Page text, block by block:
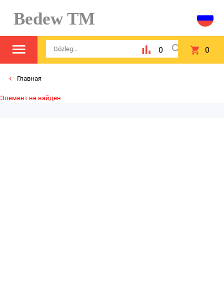
Bedew TM
0 0
Главная
Элемент не найден